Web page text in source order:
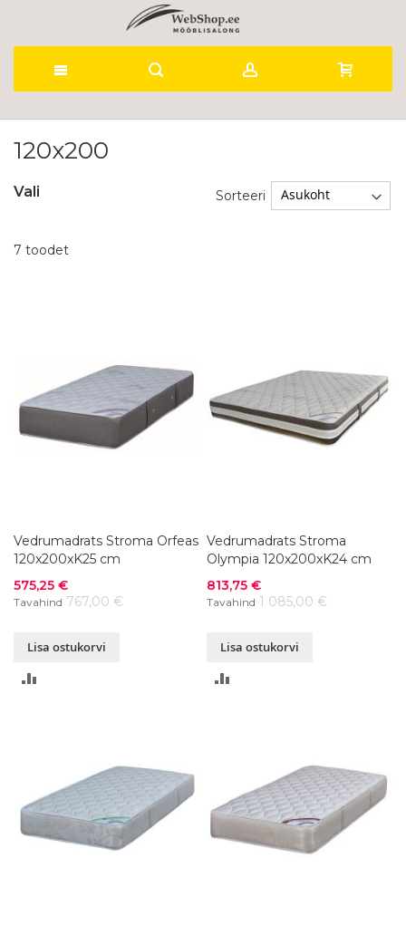
to
120x200
7 toodet
Sorteeri
Vedrumadrats Stroma Orfeas
120x200xK25 cm
Soodushind
575,25 €
Tavahind 767,00 €
Lisa ostukorvi
Vedrumadrats Stroma
Olympia 120x200xK24 cm
Soodushind
813,75 €
Tavahind 1 085,00 €
Lisa ostukorvi
Vali